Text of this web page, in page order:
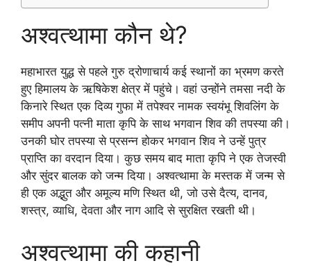
अश्वत्थामा कौन थे?
महाभारत युद्ध से पहले गुरु द्रोणाचार्य कई स्थानों का भ्रमण करते
हुए हिमालय के ऋषिकेश क्षेत्र में पहुंचे। वहां उन्होंने तमसा नदी के
किनारे स्थित एक दिव्य गुफा में तपेश्वर नामक स्वयंभू शिवलिंग के
समीप अपनी पत्नी माता कृपि के साथ भगवान शिव की तपस्या की।
उनकी घोर तपस्या से प्रसन्न होकर भगवान शिव ने उन्हें पुत्र
प्राप्ति का वरदान दिया। कुछ समय बाद माता कृपि ने एक तेजस्वी
और सुंदर बालक को जन्म दिया। अश्वत्थामा के मस्तक में जन्म से
ही एक अद्भुत और अमूल्य मणि स्थित थी, जो उसे दैत्य, दानव,
शस्त्र, व्याधि, देवता और नाग आदि से सुरक्षित रखती थी।
अश्वत्थामा की कहानी